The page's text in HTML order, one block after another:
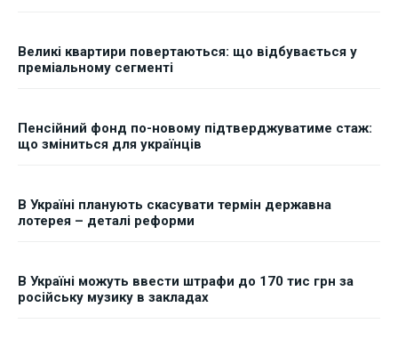
Великі квартири повертаються: що відбувається у
преміальному сегменті
Пенсійний фонд по-новому підтверджуватиме стаж:
що зміниться для українців
В Україні планують скасувати термін державна
лотерея – деталі реформи
В Україні можуть ввести штрафи до 170 тис грн за
російську музику в закладах